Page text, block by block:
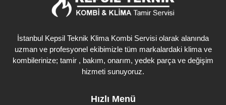
İstanbul Kepsil Teknik Klima Kombi Servisi olarak alanında
uzman ve profesyonel ekibimizle tüm markalardaki klima ve
kombilerinize; tamir , bakım, onarım, yedek parça ve değişim
hizmeti sunuyoruz.
Hızlı Menü